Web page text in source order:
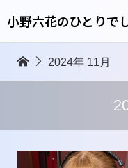
小野六花のひとりで
2024年 11月